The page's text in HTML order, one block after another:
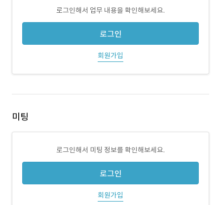
로그인해서 업무 내용을 확인해보세요.
로그인
회원가입
미팅
로그인해서 미팅 정보를 확인해보세요.
로그인
회원가입